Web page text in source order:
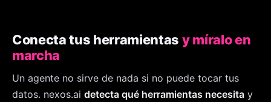
Conecta tus herramientas y míralo en
marcha
Un agente no sirve de nada si no puede tocar tus
datos. nexos.ai detecta qué herramientas necesita y